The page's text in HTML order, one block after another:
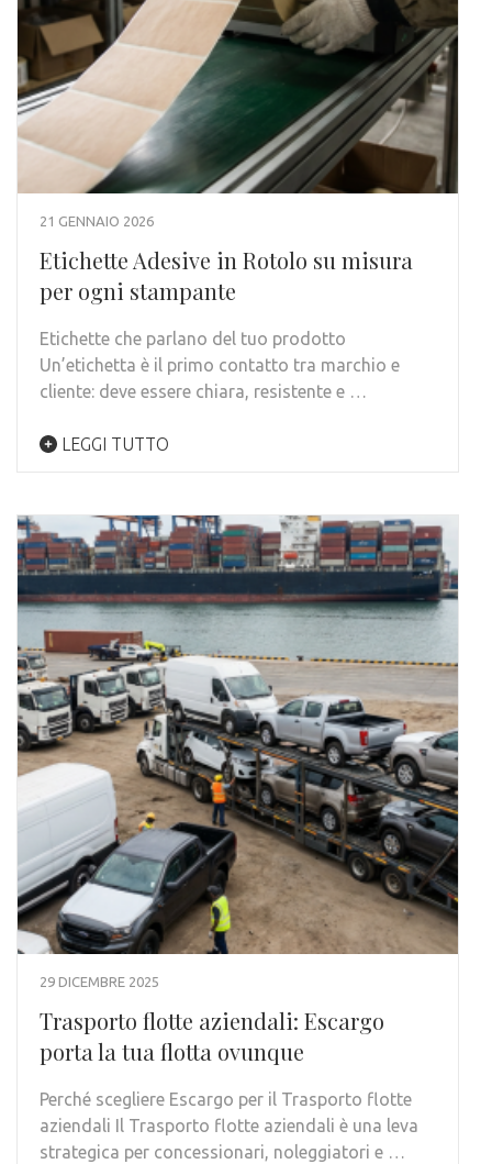
21 GENNAIO 2026
Etichette Adesive in Rotolo su misura
per ogni stampante
Etichette che parlano del tuo prodotto
Un’etichetta è il primo contatto tra marchio e
cliente: deve essere chiara, resistente e …
LEGGI TUTTO
29 DICEMBRE 2025
Trasporto flotte aziendali: Escargo
porta la tua flotta ovunque
Perché scegliere Escargo per il Trasporto flotte
aziendali Il Trasporto flotte aziendali è una leva
strategica per concessionari, noleggiatori e …